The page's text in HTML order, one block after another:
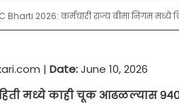
Bharti 2026: कर्मचारी राज्य बीमा निगम मध्ये
| Date:June 10, 2026
मध्ये काही चूक आढळल्यास